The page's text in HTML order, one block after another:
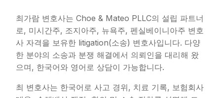
최가람 변호사는 Choe & Mateo PLLC의 설립 파트너
로, 미시간주, 조지아주, 뉴욕주, 펜실베이니아주 변호
사 자격을 보유한 litigation(소송) 변호사입니다. 다양
한 분야의 소송과 분쟁 해결에서 의뢰인을 대리해 왔
으며, 한국어와 영어로 상담이 가능합니다.
최 변호사는 한국어로 사고 경위, 치료 기록, 보험회사